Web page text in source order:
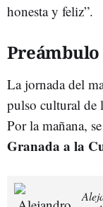
honesta y feliz”.
La jornada del
pulso cultural de
Por la mañana,
Granada a la